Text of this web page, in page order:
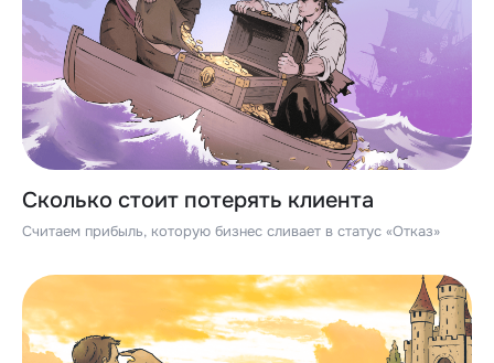
Сколько стоит потерять клиента
Считаем прибыль, которую бизнес сливает в статус «Отказ»